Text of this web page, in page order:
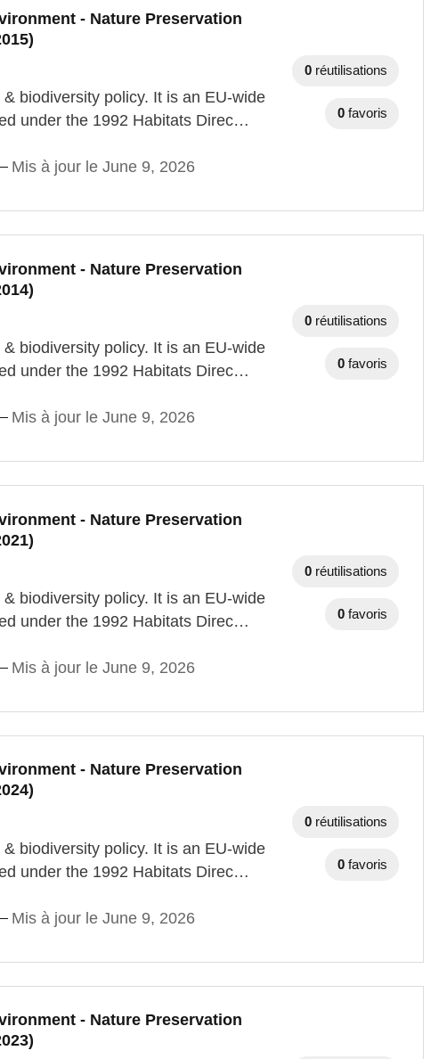
- Nature Preservation
biodiversity policy. It is an EU-wide
under the 1992 Habitats Direc…
Mis à jour le June 9, 2026
0 réutilisations
0 favoris
- Nature Preservation
biodiversity policy. It is an EU-wide
under the 1992 Habitats Direc…
Mis à jour le June 9, 2026
0 réutilisations
0 favoris
- Nature Preservation
biodiversity policy. It is an EU-wide
under the 1992 Habitats Direc…
Mis à jour le June 9, 2026
0 réutilisations
0 favoris
- Nature Preservation
biodiversity policy. It is an EU-wide
under the 1992 Habitats Direc…
Mis à jour le June 9, 2026
0 réutilisations
0 favoris
- Nature Preservation